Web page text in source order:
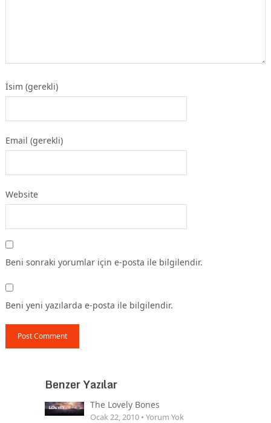
İsim (gerekli)
Email (gerekli)
Website
Beni sonraki yorumlar için e-posta ile bilgilendir.
Beni yeni yazılarda e-posta ile bilgilendir.
Benzer Yazılar
The Lovely Bones
Ocak 22, 2010 • Yorum Yok